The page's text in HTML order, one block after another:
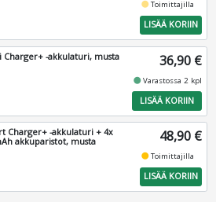
fiber_manual_recordToimittajilla
LISÄÄ KORIIN
Charger+ -akkulaturi, musta 36,90 €
fiber_manual_recordVarastossa 2 kpl
LISÄÄ KORIIN
Charger+ -akkulaturi + 4x
akkuparistot, musta
48,90 €
fiber_manual_recordToimittajilla
LISÄÄ KORIIN